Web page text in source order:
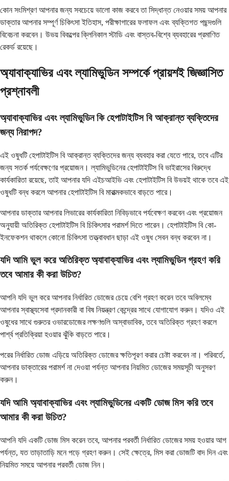
কোন সংমিশ্রণ আপনার জন্য সবচেয়ে ভালো কাজ করবে তা সিদ্ধান্ত নেওয়ার সময় আপনার
ডাক্তার আপনার সম্পূর্ণ চিকিৎসা ইতিহাস, পরীক্ষাগারের ফলাফল এবং ব্যক্তিগত পছন্দগুলি
বিবেচনা করবেন। উভয় বিকল্পের ক্লিনিকাল স্টাডি এবং বাস্তব-বিশ্বে ব্যবহারের প্রমাণিত
রেকর্ড রয়েছে।
অ্যাবাক্যাভির এবং ল্যামিভুডিন সম্পর্কে প্রায়শই জিজ্ঞাসিত
প্রশ্নাবলী
অ্যাবাক্যাভির এবং ল্যামিভুডিন কি হেপাটাইটিস বি আক্রান্ত ব্যক্তিদের
জন্য নিরাপদ?
এই ওষুধটি হেপাটাইটিস বি আক্রান্ত ব্যক্তিদের জন্য ব্যবহার করা যেতে পারে, তবে এটির
জন্য সতর্ক পর্যবেক্ষণের প্রয়োজন। ল্যামিভুডিনের হেপাটাইটিস বি ভাইরাসের বিরুদ্ধে
কার্যকারিতা রয়েছে, তাই আপনার যদি এইচআইভি এবং হেপাটাইটিস বি উভয়ই থাকে তবে এই
ওষুধটি বন্ধ করলে আপনার হেপাটাইটিস বি মারাত্মকভাবে বাড়তে পারে।
আপনার ডাক্তার আপনার লিভারের কার্যকারিতা নিবিড়ভাবে পর্যবেক্ষণ করবেন এবং প্রয়োজন
অনুযায়ী অতিরিক্ত হেপাটাইটিস বি চিকিৎসার পরামর্শ দিতে পারেন। হেপাটাইটিস বি কো-
ইনফেকশন থাকলে কোনো চিকিৎসা তত্ত্বাবধান ছাড়া এই ওষুধ সেবন বন্ধ করবেন না।
যদি আমি ভুল করে অতিরিক্ত অ্যাবাক্যাভির এবং ল্যামিভুডিন গ্রহণ করি
তবে আমার কী করা উচিত?
আপনি যদি ভুল করে আপনার নির্ধারিত ডোজের চেয়ে বেশি গ্রহণ করেন তবে অবিলম্বে
আপনার স্বাস্থ্যসেবা প্রদানকারী বা বিষ নিয়ন্ত্রণ কেন্দ্রের সাথে যোগাযোগ করুন। যদিও এই
ওষুধের সাথে গুরুতর ওভারডোজের লক্ষণগুলি অস্বাভাবিক, তবে অতিরিক্ত গ্রহণ করলে
পার্শ্ব প্রতিক্রিয়া হওয়ার ঝুঁকি বাড়তে পারে।
পরের নির্ধারিত ডোজ এড়িয়ে অতিরিক্ত ডোজের ক্ষতিপূরণ করার চেষ্টা করবেন না। পরিবর্তে,
আপনার ডাক্তারের পরামর্শ না দেওয়া পর্যন্ত আপনার নিয়মিত ডোজের সময়সূচী অনুসরণ
করুন।
যদি আমি অ্যাবাক্যাভির এবং ল্যামিভুডিনের একটি ডোজ মিস করি তবে
আমার কী করা উচিত?
আপনি যদি একটি ডোজ মিস করেন তবে, আপনার পরবর্তী নির্ধারিত ডোজের সময় হওয়ার আগ
পর্যন্ত, যত তাড়াতাড়ি মনে পড়ে গ্রহণ করুন। সেই ক্ষেত্রে, মিস করা ডোজটি বাদ দিন এবং
নিয়মিত সময়ে আপনার পরবর্তী ডোজ নিন।